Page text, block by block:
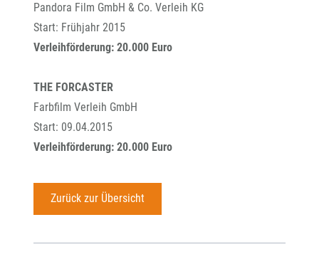
Pandora Film GmbH & Co. Verleih KG
Start: Frühjahr 2015
Verleihförderung: 20.000 Euro
THE FORCASTER
Farbfilm Verleih GmbH
Start: 09.04.2015
Verleihförderung: 20.000 Euro
Zurück zur Übersicht